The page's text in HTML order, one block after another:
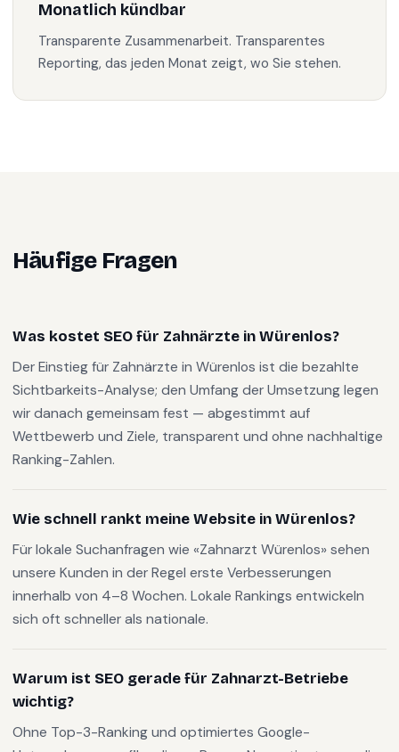
Monatlich kündbar
Transparente Zusammenarbeit. Transparentes
Reporting, das jeden Monat zeigt, wo Sie stehen.
Häufige Fragen
Was kostet SEO für Zahnärzte in Würenlos?
Der Einstieg für Zahnärzte in Würenlos ist die bezahlte
Sichtbarkeits-Analyse; den Umfang der Umsetzung legen
wir danach gemeinsam fest — abgestimmt auf
Wettbewerb und Ziele, transparent und ohne nachhaltige
Ranking-Zahlen.
Wie schnell rankt meine Website in Würenlos?
Für lokale Suchanfragen wie «Zahnarzt Würenlos» sehen
unsere Kunden in der Regel erste Verbesserungen
innerhalb von 4–8 Wochen. Lokale Rankings entwickeln
sich oft schneller als nationale.
Warum ist SEO gerade für Zahnarzt-Betriebe
wichtig?
Ohne Top-3-Ranking und optimiertes Google-